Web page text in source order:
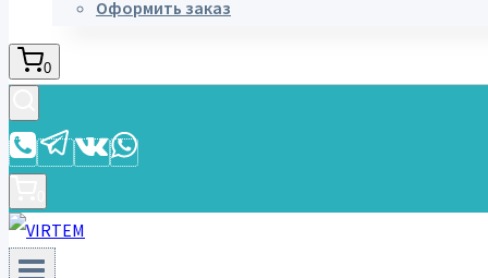
Оформить заказ
0